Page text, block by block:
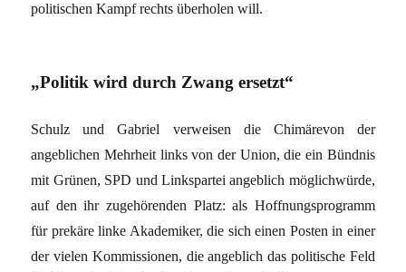
politischen Kampf rechts überholen will.
„Politik wird durch Zwang ersetzt“
Schulz und Gabriel verweisen die Chimärevon der
angeblichen Mehrheit links von der Union, die ein Bündnis
mit Grünen, SPD und Linkspartei angeblich möglichwürde,
auf den ihr zugehörenden Platz: als Hoffnungsprogramm
für prekäre linke Akademiker, die sich einen Posten in einer
der vielen Kommissionen, die angeblich das politische Feld